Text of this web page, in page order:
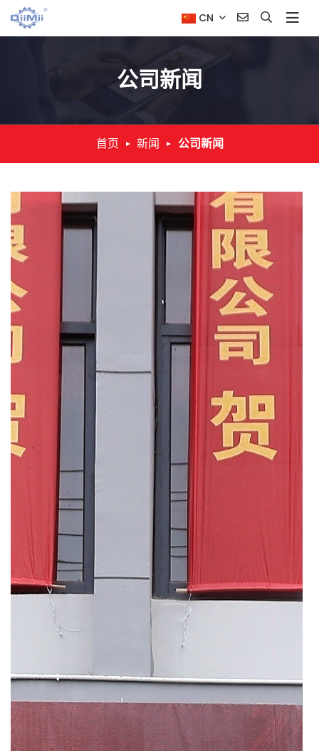
CN
公司新闻
首页 新闻 公司新闻